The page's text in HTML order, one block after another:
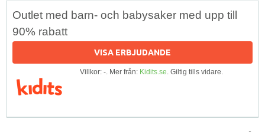
Outlet med barn- och babysaker med upp till
90% rabatt
VISA ERBJUDANDE
Villkor: -. Mer från: Kidits.se. Giltig tills vidare.